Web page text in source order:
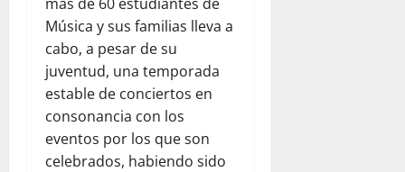
Música y sus familias lleva a
cabo, a pesar de su
juventud, una temporada
estable de conciertos en
consonancia con los
eventos por los que son
celebrados, habiendo sido